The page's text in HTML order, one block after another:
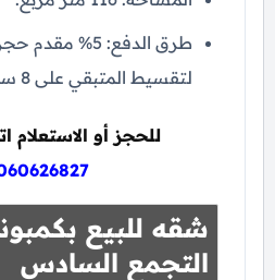
طرق الدفع: 5%
لتقسيط المتبقي على 8 سنوات بدون فوائد.
للحجز أو الاستعلام
شقه للبيع
التجمع السادس